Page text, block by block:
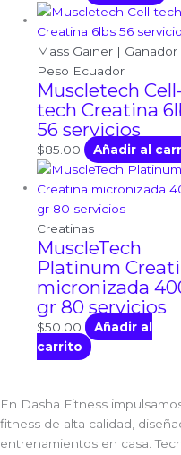
Mass Gainer | Ganador
Peso Ecuador
Muscletech Cell-
tech Creatina
56 servicios
$85.00 Añadir al
Creatinas
MuscleTech
Platinum
micronizada
gr 80 servicios
$50.00
Añadir al
carrito
En Dasha Fitness
fitness de alta calidad,
entrenamientos en casa.